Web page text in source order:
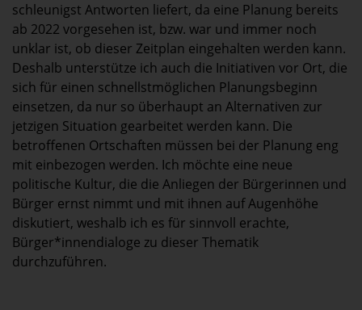
schleunigst Antworten liefert, da eine Planung bereits
ab 2022 vorgesehen ist, bzw. war und immer noch
unklar ist, ob dieser Zeitplan eingehalten werden kann.
Deshalb unterstütze ich auch die Initiativen vor Ort, die
sich für einen schnellstmöglichen Planungsbeginn
einsetzen, da nur so überhaupt an Alternativen zur
jetzigen Situation gearbeitet werden kann. Die
betroffenen Ortschaften müssen bei der Planung eng
mit einbezogen werden. Ich möchte eine neue
politische Kultur, die die Anliegen der Bürgerinnen und
Bürger ernst nimmt und mit ihnen auf Augenhöhe
diskutiert, weshalb ich es für sinnvoll erachte,
Bürger*innendialoge zu dieser Thematik
durchzuführen.